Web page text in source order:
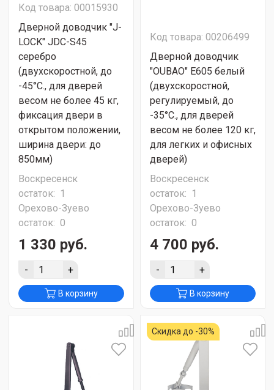
Код товара: 00015930
Дверной доводчик "J-
LOCK" JDC-S45
серебро
(двухскоростной, до
-45°С., для дверей
весом не более 45 кг,
фиксация двери в
открытом положении,
ширина двери: до
850мм)
Воскресенск
остаток: 1
Орехово-Зуево
остаток: 0
1 330 руб.
- +
В корзину
Код товара: 00206499
Дверной доводчик
"OUBAO" E605 белый
(двухскоростной,
регулируемый, до
-35°С., для дверей
весом не более 120 кг,
для легких и офисных
дверей)
Воскресенск
остаток: 1
Орехово-Зуево
остаток: 0
4 700 руб.
- +
В корзину
Скидка до -30%